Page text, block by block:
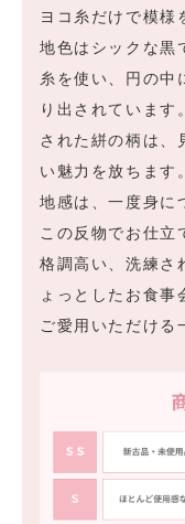
ヨコ糸だけで模様
地色はシックな黒
糸を使い、円の中
り出されています
された絣の柄は、
い魅力を放ちます
地感は、一度身に
この反物でお仕立
格調高い、洗練さ
ょっとしたお食事
ご愛用いただける